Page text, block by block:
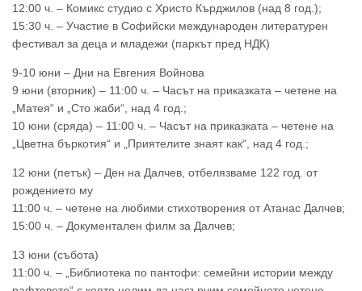
12:00 ч. – Комикс студио с Христо Кърджилов (над 8 год.);
15:30 ч. – Участие в Софийски международен литературен
фестивал за деца и младежи (паркът пред НДК)
9-10 юни – Дни на Евгения Войнова
9 юни (вторник) – 11:00 ч. – Часът на приказката – четене на
„Матея“ и „Сто жаби“, над 4 год.;
10 юни (сряда) – 11:00 ч. – Часът на приказката – четене на
„Цветна бъркотия“ и „Приятелите знаят как“, над 4 год.;
12 юни (петък) – Ден на Далчев, отбелязваме 122 год. от
рождението му
11:00 ч. – четене на любими стихотворения от Атанас Далчев;
15:00 ч. – Документален филм за Далчев;
13 юни (събота)
11:00 ч. – „Библиотека по пантофи: семейни истории между